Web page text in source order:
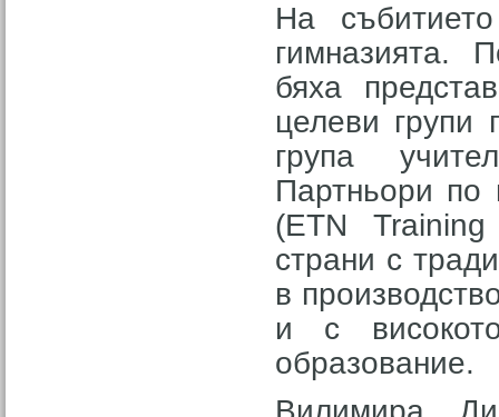
На
гимназията.
бяха
целеви групи
група
Партньори по
(ETN
страни с
в
и с
образование.